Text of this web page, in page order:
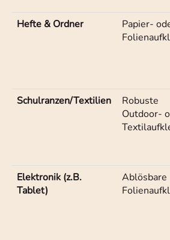
Hefte & Ordner
Papier-
Schulranzen/Textilien
Robuste
Outdoor-
Elektronik (z.B.
Tablet)
Ablösbare